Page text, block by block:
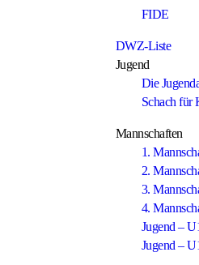
FIDE
DWZ-Liste
Jugend
Die
Schach für
Mannschaften
1.
2.
3.
4.
Jugend –
Jugend –